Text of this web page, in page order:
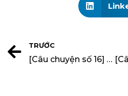
TRƯỚC
[Câu chuyện số 16] CÂU CHUYỆN KHÔNG GIAN ĐẸP – Anh Võ Minh Nhựt (Giám đốc XNTC 3)